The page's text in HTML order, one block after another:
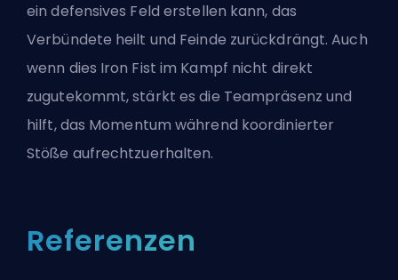
ein defensives Feld erstellen kann, das
Verbündete heilt und Feinde zurückdrängt. Auch
wenn dies Iron Fist im Kampf nicht direkt
zugutekommt, stärkt es die Teampräsenz und
hilft, das Momentum während koordinierter
Stöße aufrechtzuerhalten.
Referenzen